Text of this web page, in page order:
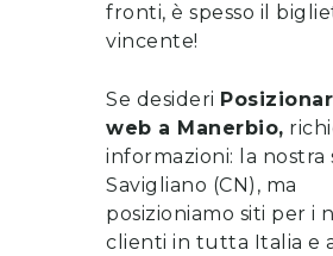
fronti, è spesso il
vincente!
Se desideri
web a Manerbio,
informazioni: la nostra
Savigliano (CN), ma
posizioniamo siti per i
clienti in tutta Italia e